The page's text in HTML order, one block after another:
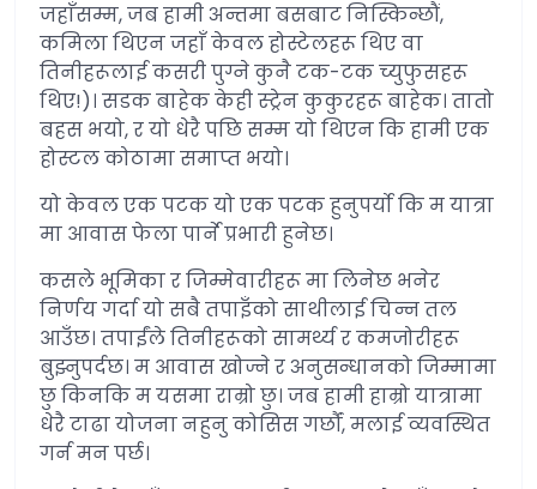
जहाँसम्म, जब हामी अन्तमा बसबाट निस्किन्छौं,
कमिला थिएन जहाँ केवल होस्टेलहरू थिए वा
तिनीहरूलाई कसरी पुग्ने कुनै टक-टक च्युफुसहरू
थिए!)। सडक बाहेक केही स्ट्रेन कुकुरहरू बाहेक। तातो
बहस भयो, र यो धेरै पछि सम्म यो थिएन कि हामी एक
होस्टल कोठामा समाप्त भयो।
यो केवल एक पटक यो एक पटक हुनुपर्यो कि म यात्रा
मा आवास फेला पार्ने प्रभारी हुनेछ।
कसले भूमिका र जिम्मेवारीहरू मा लिनेछ भनेर
निर्णय गर्दा यो सबै तपाइँको साथीलाई चिन्न तल
आउँछ। तपाईंले तिनीहरूको सामर्थ्य र कमजोरीहरू
बुझ्नुपर्दछ। म आवास खोज्ने र अनुसन्धानको जिम्मामा
छु किनकि म यसमा राम्रो छु। जब हामी हाम्रो यात्रामा
धेरै टाढा योजना नहुनु कोसिस गर्छौं, मलाई व्यवस्थित
गर्न मन पर्छ।